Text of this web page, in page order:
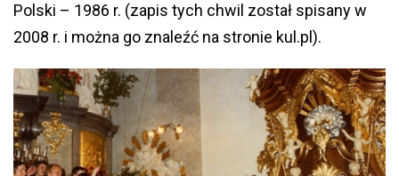
Polski – 1986 r. (zapis tych chwil został spisany w
2008 r. i można go znaleźć na stronie kul.pl).